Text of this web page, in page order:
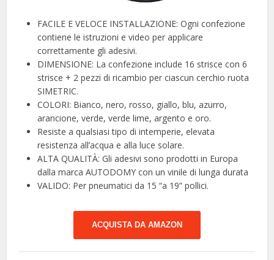
FACILE E VELOCE INSTALLAZIONE: Ogni confezione
contiene le istruzioni e video per applicare
correttamente gli adesivi.
DIMENSIONE: La confezione include 16 strisce con 6
strisce + 2 pezzi di ricambio per ciascun cerchio ruota
SIMETRIC.
COLORI: Bianco, nero, rosso, giallo, blu, azurro,
arancione, verde, verde lime, argento e oro.
Resiste a qualsiasi tipo di intemperie, elevata
resistenza all’acqua e alla luce solare.
ALTA QUALITÀ: Gli adesivi sono prodotti in Europa
dalla marca AUTODOMY con un vinile di lunga durata
VALIDO: Per pneumatici da 15 “a 19” pollici.
ACQUISTA DA AMAZON